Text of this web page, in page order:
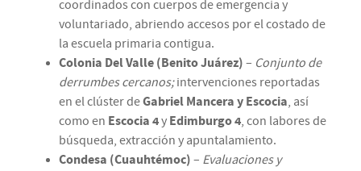
coordinados con cuerpos de emergencia y
voluntariado, abriendo accesos por el costado de
la escuela primaria contigua.
Colonia Del Valle (Benito Juárez) – Conjunto de
derrumbes cercanos;intervenciones reportadas
en el clúster deGabriel Mancera y Escocia, así
como en Escocia 4y Edimburgo 4, con labores de
búsqueda, extracción y apuntalamiento.
Condesa (Cuauhtémoc) – Evaluaciones y